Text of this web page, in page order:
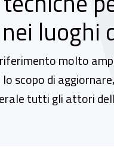
luoghi
molto
scopo di
tutti gli attori